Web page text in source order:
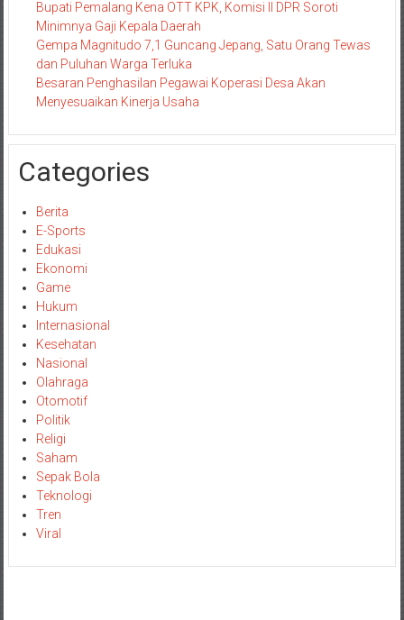
Bupati Pemalang Kena OTT KPK, Komisi II DPR Soroti
Minimnya Gaji Kepala Daerah
Gempa Magnitudo 7,1 Guncang Jepang, Satu Orang Tewas
dan Puluhan Warga Terluka
Besaran Penghasilan Pegawai Koperasi Desa Akan
Menyesuaikan Kinerja Usaha
Categories
Berita
E-Sports
Edukasi
Ekonomi
Game
Hukum
Internasional
Kesehatan
Nasional
Olahraga
Otomotif
Politik
Religi
Saham
Sepak Bola
Teknologi
Tren
Viral